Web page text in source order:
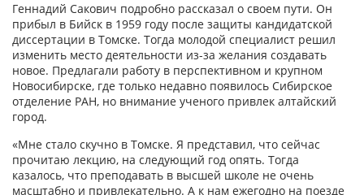
Геннадий Сакович подробно рассказал о своем пути. Он
прибыл в Бийск в 1959 году после защиты кандидатской
диссертации в Томске. Тогда молодой специалист решил
изменить место деятельности из-за желания создавать
новое. Предлагали работу в перспективном и крупном
Новосибирске, где только недавно появилось Сибирское
отделение РАН, но внимание ученого привлек алтайский
город.
«Мне стало скучно в Томске. Я представил, что сейчас
прочитаю лекцию, на следующий год опять. Тогда
казалось, что преподавать в высшей школе не очень
масштабно и привлекательно. А к нам ежегодно на поезде